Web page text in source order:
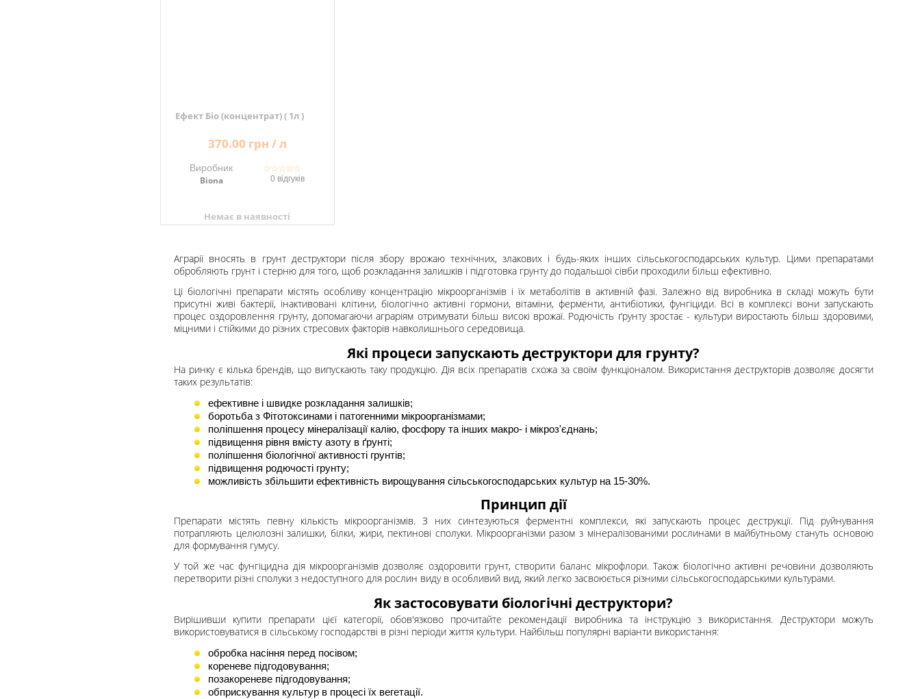
Ефект Біо (концентрат) ( 1л )
370.00 грн / л
Виробник
Biona
☆☆☆☆☆
0 відгуків
Немає в наявності
Аграрії вносять в грунт деструктори після збору врожаю технічних, злакових і будь-яких інших сільськогосподарських культур. Цими препаратами
обробляють грунт і стерню для того, щоб розкладання залишків і підготовка грунту до подальшої сівби проходили більш ефективно.
Ці біологічні препарати містять особливу концентрацію мікроорганізмів і їх метаболітів в активній фазі. Залежно від виробника в складі можуть бути
присутні живі бактерії, інактивовані клітини, біологічно активні гормони, вітаміни, ферменти, антибіотики, фунгіциди. Всі в комплексі вони запускають
процес оздоровлення грунту, допомагаючи аграріям отримувати більш високі врожаї. Родючість ґрунту зростає - культури виростають більш здоровими,
міцними і стійкими до різних стресових факторів навколишнього середовища.
Які процеси запускають деструктори для грунту?
На ринку є кілька брендів, що випускають таку продукцію. Дія всіх препаратів схожа за своїм функціоналом. Використання деструкторів дозволяє досягти
таких результатів:
ефективне і швидке розкладання залишків;
боротьба з Фітотоксинами і патогенними мікроорганізмами;
поліпшення процесу мінералізації калію, фосфору та інших макро- і мікроз'єднань;
підвищення рівня вмісту азоту в ґрунті;
поліпшення біологічної активності грунтів;
підвищення родючості грунту;
можливість збільшити ефективність вирощування сільськогосподарських культур на 15-30%.
Принцип дії
Препарати містять певну кількість мікроорганізмів. З них синтезуються ферментні комплекси, які запускають процес деструкції. Під руйнування
потрапляють целюлозні залишки, білки, жири, пектинові сполуки. Мікроорганізми разом з мінералізованими рослинами в майбутньому стануть основою
для формування гумусу.
У той же час фунгіцидна дія мікроорганізмів дозволяє оздоровити грунт, створити баланс мікрофлори. Також біологічно активні речовини дозволяють
перетворити різні сполуки з недоступного для рослин виду в особливий вид, який легко засвоюється різними сільськогосподарськими культурами.
Як застосовувати біологічні деструктори?
Вирішивши купити препарати цієї категорії, обов'язково прочитайте рекомендації виробника та інструкцію з використання. Деструктори можуть
використовуватися в сільському господарстві в різні періоди життя культури. Найбільш популярні варіанти використання:
обробка насіння перед посівом;
кореневе підгодовування;
позакореневе підгодовування;
обприскування культур в процесі їх вегетації.